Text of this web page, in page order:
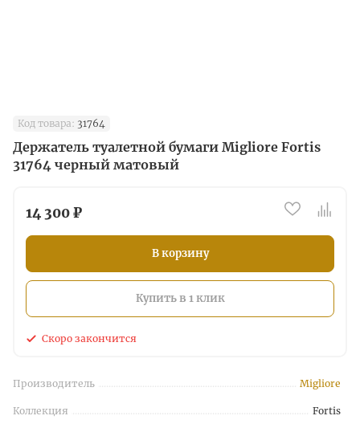
Код товара: 31764
Держатель туалетной бумаги Migliore Fortis
31764 черный матовый
14 300 ₽
В корзину
Купить в 1 клик
Скоро закончится
Производитель Migliore
Коллекция Fortis